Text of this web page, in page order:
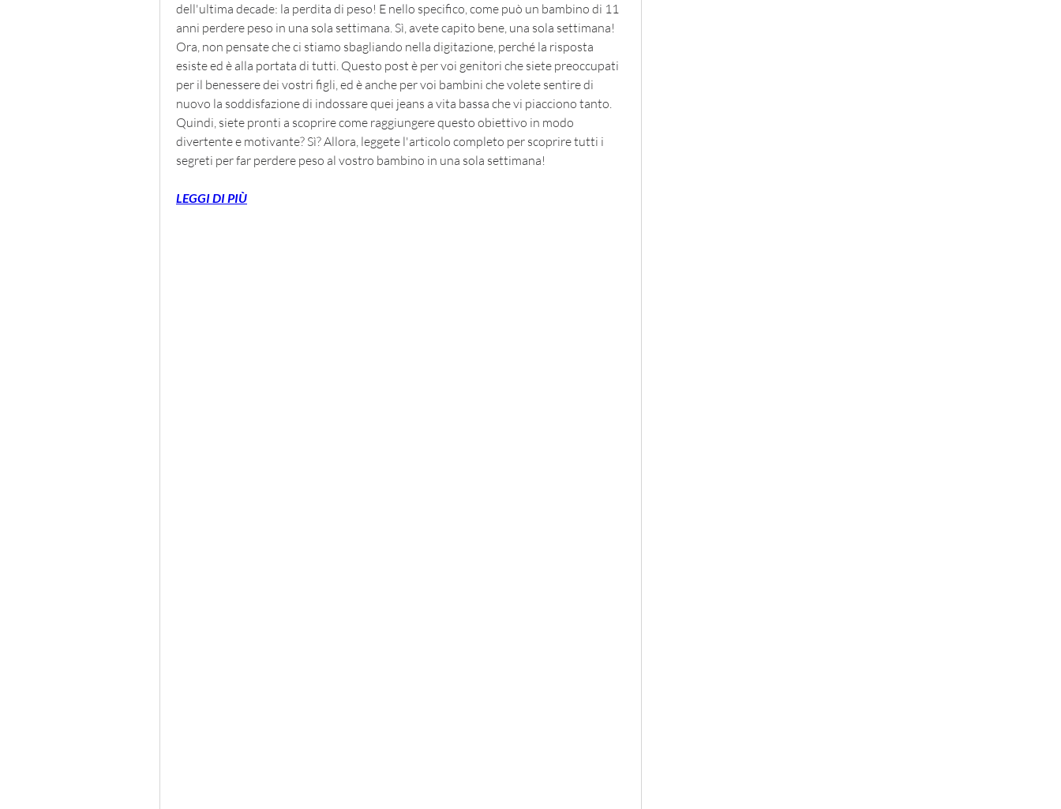
dell'ultima decade: la perdita di peso! E nello specifico, come può un bambino di 11
anni perdere peso in una sola settimana. Sì, avete capito bene, una sola settimana!
Ora, non pensate che ci stiamo sbagliando nella digitazione, perché la risposta
esiste ed è alla portata di tutti. Questo post è per voi genitori che siete preoccupati
per il benessere dei vostri figli, ed è anche per voi bambini che volete sentire di
nuovo la soddisfazione di indossare quei jeans a vita bassa che vi piacciono tanto.
Quindi, siete pronti a scoprire come raggiungere questo obiettivo in modo
divertente e motivante? Sì? Allora, leggete l'articolo completo per scoprire tutti i
segreti per far perdere peso al vostro bambino in una sola settimana!
LEGGI DI PIÙ